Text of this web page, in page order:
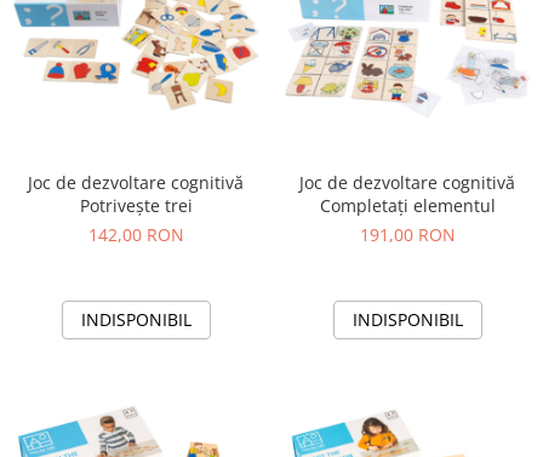
Joc de dezvoltare cognitivă
Potrivește trei
142,00 RON
INDISPONIBIL
Joc de dezvoltare cognitivă
Completați elementul
191,00 RON
INDISPONIBIL